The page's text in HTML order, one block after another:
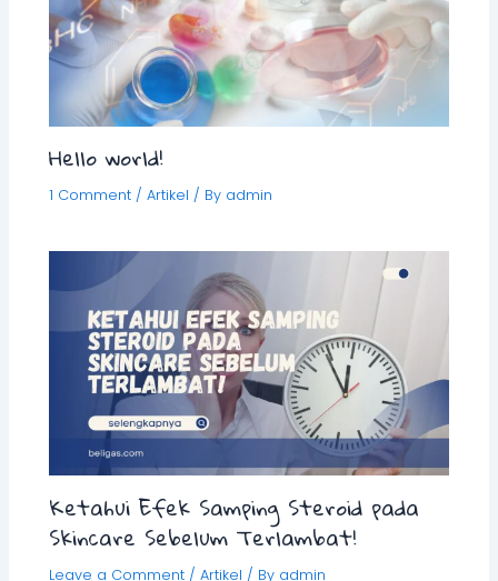
Hello world!
1 Comment /Artikel / By admin
Ketahui Efek Samping Steroid pada
Skincare Sebelum Terlambat!
Leave a Comment /Artikel / By admin